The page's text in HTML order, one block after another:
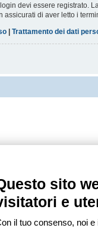
devi essere registrato.
assicurati di aver letto i
| Trattamento dei dati
sito
e
il tuo consenso, noi